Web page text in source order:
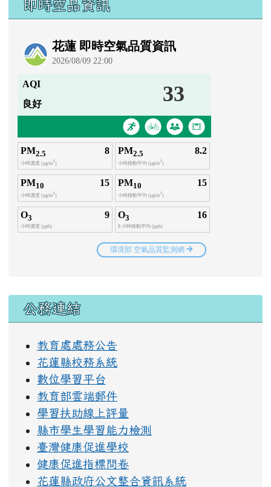
即時空品資訊
右邊區域內容
公務連結
教育處處務公告
花蓮縣校務系統
數位學習平台
教育部雲端郵件
學習扶助線上評量
縣市學生學習能力檢測
臺灣健康促進學校
健康促進指標問卷
花蓮縣政府公文整合資訊系統